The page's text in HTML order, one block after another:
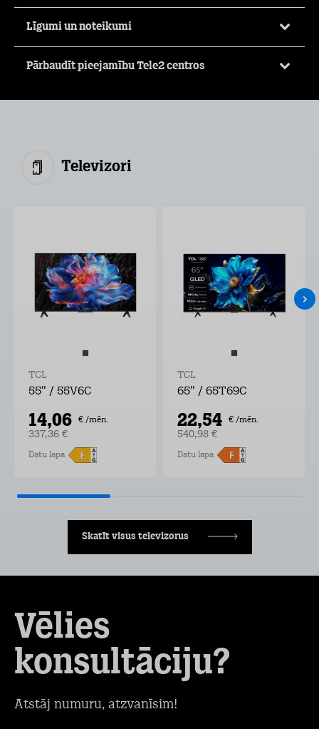
Līgumi un noteikumi
Pārbaudīt pieejamību Tele2 centros
Televizori
TCL
55" / 55V6C
14,06 € /mēn.
337,36 €
Datu lapa
TCL
65" / 65T69C
22,54 € /mēn.
540,98 €
Datu lapa
Skatīt visus televizorus
Vēlies
konsultāciju?
Atstāj numuru, atzvanīsim!